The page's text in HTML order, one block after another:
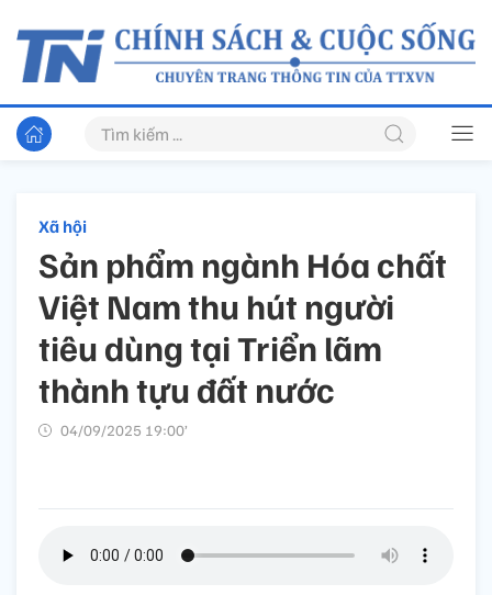
Xã hội
Sản phẩm ngành Hóa chất
Việt Nam thu hút người
tiêu dùng tại Triển lãm
thành tựu đất nước
04/09/2025 19:00’